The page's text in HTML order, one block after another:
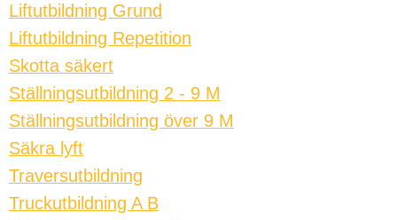
Liftutbildning Grund
Liftutbildning Repetition
Skotta säkert
Ställningsutbildning 2 - 9 M
Ställningsutbildning över 9 M
Säkra lyft
Traversutbildning
Truckutbildning A B